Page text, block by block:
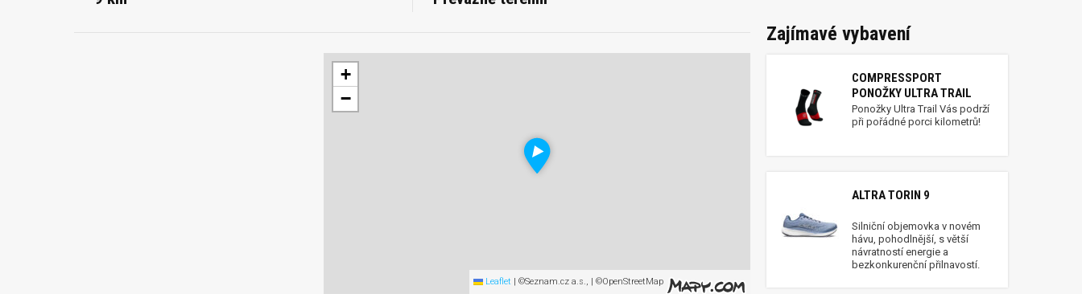
+
−
Leaflet | ©Seznam.cz a.s., | ©OpenStreetMap
Zajímavé vybavení
COMPRESSPORT
PONOŽKY ULTRA TRAIL
Ponožky Ultra Trail Vás podrží
při pořádné porci kilometrů!
ALTRA TORIN 9
Silniční objemovka v novém
hávu, pohodlnější, s větší
návratností energie a
bezkonkurenční přilnavostí.